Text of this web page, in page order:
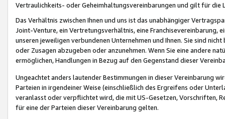
Vertraulichkeits- oder Geheimhaltungsvereinbarungen und gilt für die
Das Verhältnis zwischen Ihnen und uns ist das unabhängiger
Joint-Venture, ein Vertretungsverhältnis, eine Franchisevereinbarung,
unseren jeweiligen verbundenen Unternehmen und Ihnen. Sie sind
oder Zusagen abzugeben oder anzunehmen. Wenn Sie eine andere
ermöglichen, Handlungen in Bezug auf den Gegenstand dieser
Ungeachtet anders lautender Bestimmungen in dieser Vereinbarung
Parteien in irgendeiner Weise (einschließlich des Ergreifens oder
veranlasst oder verpflichtet wird, die mit US-Gesetzen, Vorschriften,
für eine der Parteien dieser Vereinbarung gelten.